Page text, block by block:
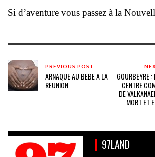
Si d’aventure vous passez à la
PREVIOUS POST
ARNAQUE AU BEBE A LA
REUNION
GOURBEYRE
CENTRE
DE
MORT ET
97LAND